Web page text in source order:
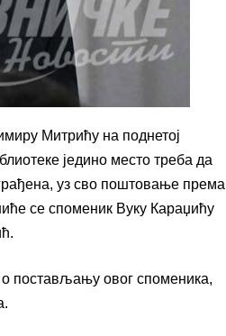
Митрићу на поднетој
једино место треба да
уз сво поштовање према
се споменик Вуку Караџићу
о постављању овог споменика,